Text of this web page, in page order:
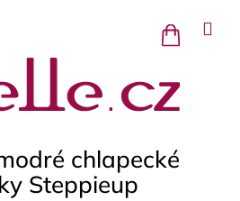
Nákupní
košík
chlapecké
Steppieup